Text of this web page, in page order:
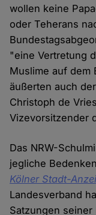
wollen keine
oder Teherans
"eine Vertretung
Muslime auf dem
äußerten auch
Christoph de
Vizevorsitzender
Das NRW-
jegliche
Kölner Stadt-
Landesverband
Satzungen